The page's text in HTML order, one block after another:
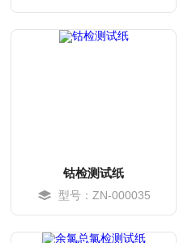
钴检测试纸
型号：ZN-000035